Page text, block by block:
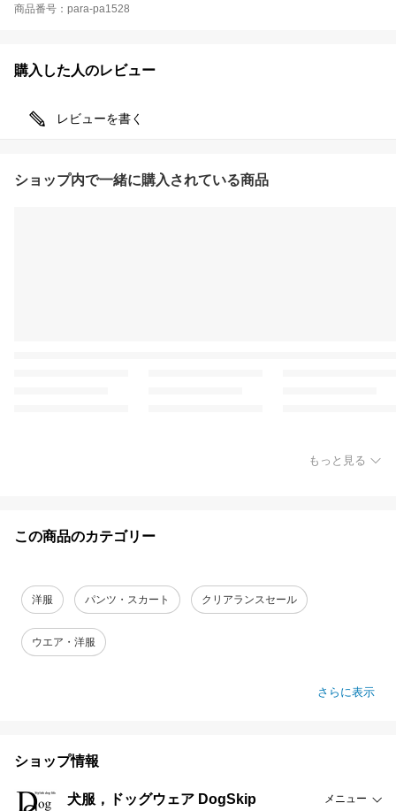
商品番号：para-pa1528
購入した人のレビュー
レビューを書く
ショップ内で一緒に購入されている商品
もっと見る
この商品のカテゴリー
洋服 パンツ・スカート クリアランスセール
ウエア・洋服
さらに表示
ショップ情報
犬服，ドッグウェア DogSkip メニュー